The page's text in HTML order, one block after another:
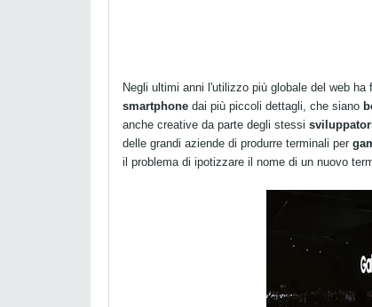
Negli ultimi anni l'utilizzo più globale del web
smartphone dai più piccoli dettagli, che siano
anche creative da parte degli stessi
delle grandi aziende di produrre terminali per
il problema di ipotizzare il nome di un nuovo